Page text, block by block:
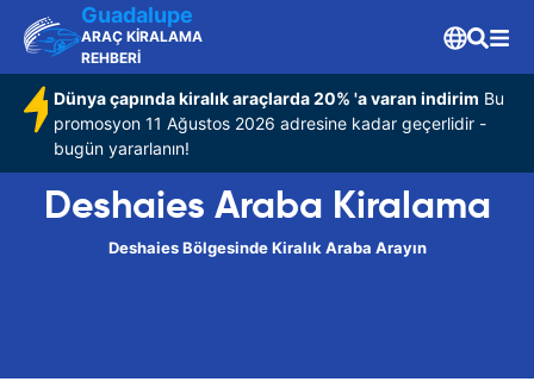
Guadalupe
ARAÇ KİRALAMA
REHBERİ
Dünya çapında kiralık araçlarda 20% 'a varan indirim Bu
promosyon 11 Ağustos 2026 adresine kadar geçerlidir -
bugün yararlanın!
Deshaies Araba Kiralama
Deshaies Bölgesinde Kiralık Araba Arayın